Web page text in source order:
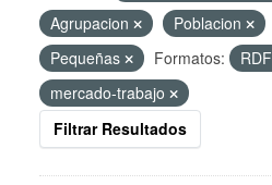
Agrupacion
Poblacion
Pequeñas
Formatos: RDF
mercado-trabajo
Filtrar Resultados